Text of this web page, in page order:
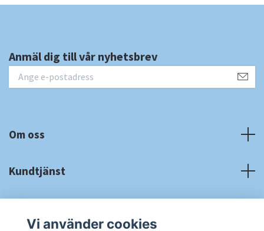
Anmäl dig till vår nyhetsbrev
Om oss
Kundtjänst
Vi använder cookies